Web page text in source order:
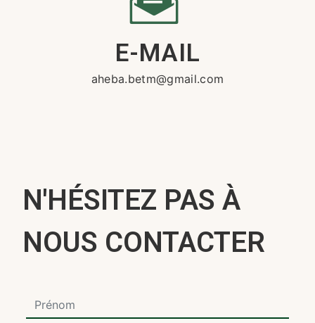
E-MAIL
aheba.betm@gmail.com
N'HÉSITEZ PAS À
NOUS CONTACTER